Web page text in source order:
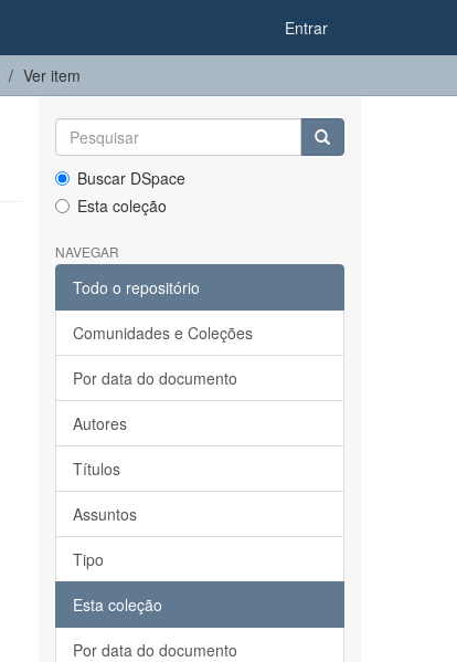
Entrar
Ver item
Buscar DSpace
Esta coleção
NAVEGAR
Todo o repositório
Comunidades e Coleções
Por data do documento
Autores
Títulos
Assuntos
Tipo
Esta coleção
Por data do documento